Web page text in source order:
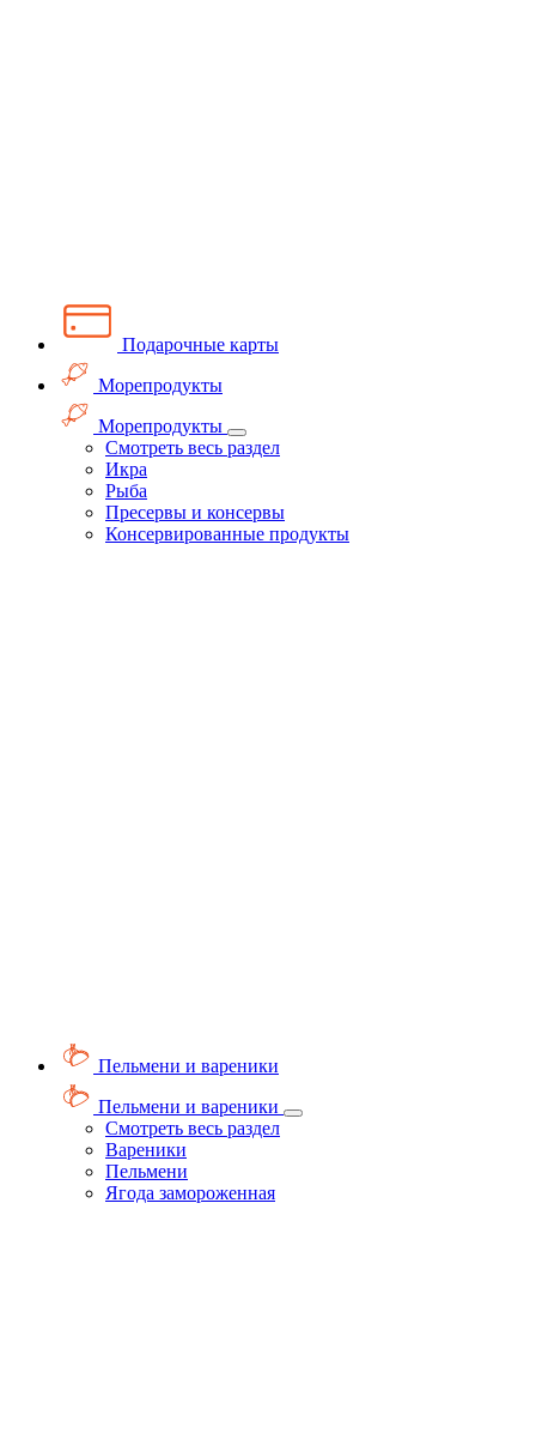
Подарочные карты
Морепродукты
Морепродукты
Смотреть весь раздел
Икра
Рыба
Пресервы и консервы
Консервированные продукты
Пельмени и вареники
Пельмени и вареники
Смотреть весь раздел
Вареники
Пельмени
Ягода замороженная